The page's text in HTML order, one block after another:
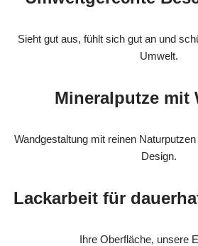
Sieht gut aus, fühlt sich gut an und
Umwelt.
Mineralputze mit
Wandgestaltung mit reinen
Design.
Lackarbeit für
Ihre Oberfläche, unsere